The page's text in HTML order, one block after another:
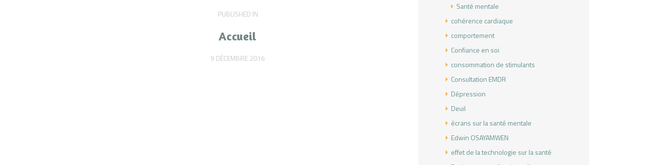
PUBLISHED IN
Accueil
9 DÉCEMBRE 2016
Santé mentale
cohérence cardiaque
comportement
Confiance en soi
consommation de stimulants
Consultation EMDR
Dépression
Deuil
écrans sur la santé mentale
Edwin OSAYAMWEN
effet de la technologie sur la santé